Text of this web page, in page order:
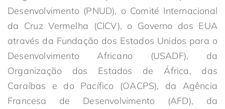
Desenvolvimento (PNUD), o Comité Internacional
da Cruz Vermelha (CICV), o Governo dos EUA
através da Fundação dos Estados Unidos para o
Desenvolvimento Africano (USADF), da
Organização dos Estados de África, das
Caraíbas e do Pacífico (OACPS), da Agência
Francesa de Desenvolvimento (AFD), da